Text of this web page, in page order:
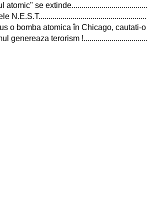
atomic" se
o bomba atomica în Chicago, cautati-o
genereaza terorism